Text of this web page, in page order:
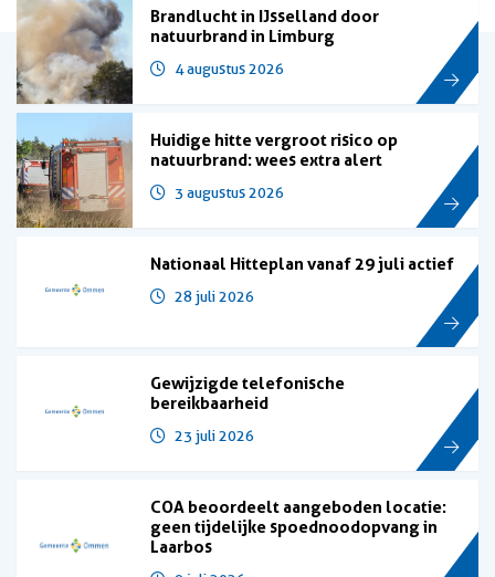
Brandlucht in IJsselland door
natuurbrand in Limburg
4 augustus 2026
Huidige hitte vergroot risico op
natuurbrand: wees extra alert
3 augustus 2026
Nationaal Hitteplan vanaf 29 juli actief
28 juli 2026
Gewijzigde telefonische
bereikbaarheid
23 juli 2026
COA beoordeelt aangeboden locatie:
geen tijdelijke spoednoodopvang in
Laarbos